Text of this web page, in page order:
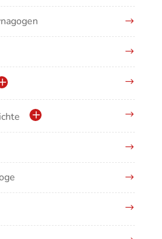
Baden-Württemberg
19. Jahrhundert